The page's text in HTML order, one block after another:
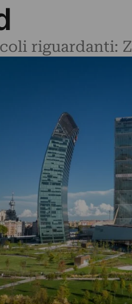
riguardanti: